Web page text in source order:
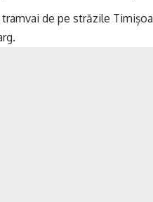
de pe străzile